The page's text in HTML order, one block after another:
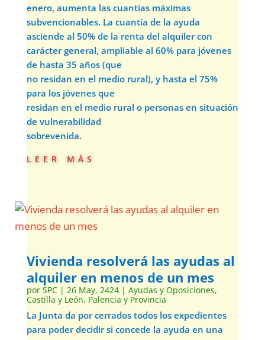
enero, aumenta las cuantías máximas
subvencionables. La cuantía de la ayuda
asciende al 50% de la renta del alquiler con
carácter general, ampliable al 60% para jóvenes
de hasta 35 años (que
no residan en el medio rural), y hasta el 75%
para los jóvenes que
residan en el medio rural o personas en situación
de vulnerabilidad
sobrevenida.
leer más
Vivienda resolverá las ayudas al
alquiler en menos de un mes
por SPC| 26 May, 2424| Ayudas y Oposiciones,
Castilla y León, Palencia y Provincia
La Junta da por cerrados todos los expedientes
para poder decidir si concede la ayuda en una